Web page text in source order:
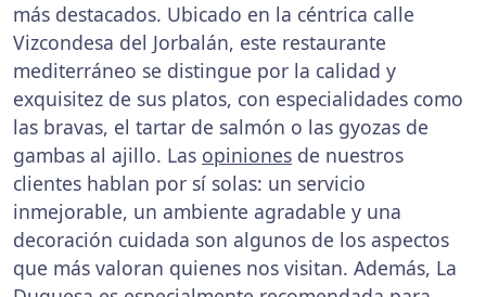
más destacados. Ubicado en la céntrica calle
Vizcondesa del Jorbalán, este restaurante
mediterráneo se distingue por la calidad y
exquisitez de sus platos, con especialidades como
las bravas, el tartar de salmón o las gyozas de
gambas al ajillo. Las opiniones de nuestros
clientes hablan por sí solas: un servicio
inmejorable, un ambiente agradable y una
decoración cuidada son algunos de los aspectos
que más valoran quienes nos visitan. Además, La